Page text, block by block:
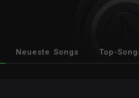
Neueste Songs Top-